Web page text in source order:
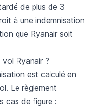
de plus de 3
à une indemnisation
que Ryanair soit
vol Ryanair ?
est calculé en
Le règlement
cas de figure :